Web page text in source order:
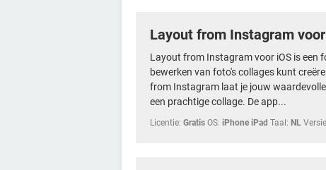
Layout from Instagram
Layout from Instagram voor iOS is een
bewerken van foto's collages kunt
from Instagram laat je jouw
een prachtige collage. De app...
Licentie: Gratis OS: iPhone iPad Taal: NL